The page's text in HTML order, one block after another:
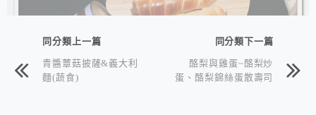
同分類上一篇
青醬蕈菇披薩&義大利
麵(蔬食)
同分類下一篇
酪梨與雞蛋~酪梨炒
蛋、酪梨錦絲蛋散壽司